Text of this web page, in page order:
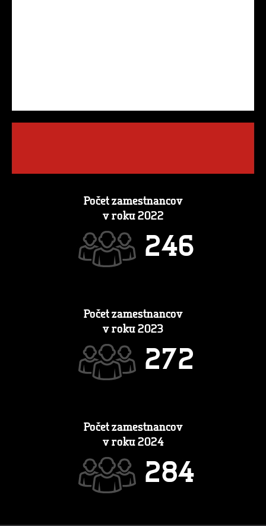
Počet zamestnancov
v roku 2022
246
Počet zamestnancov
v roku 2023
272
Počet zamestnancov
v roku 2024
284